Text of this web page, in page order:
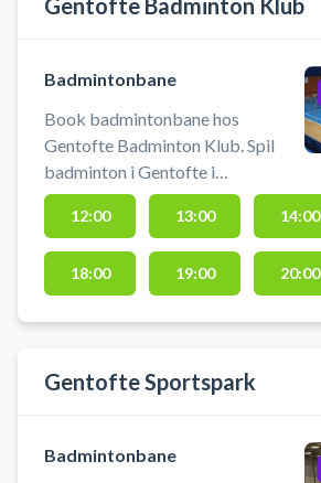
Gentofte Badminton Klub
Badmintonbane
Book badmintonbane hos
Gentofte Badminton Klub. Spil
badminton i Gentofte i
badmintonhallen ved Gentofte
Badminton Klub (GBK). Parkering
findes foran badmintonhallen, bad
og omklædning muligt. Medbring
indendørs indendørssko med lyse
12:00 13:00 14:00
18:00 19:00 20:00
Gentofte Sportspark
Badmintonbane